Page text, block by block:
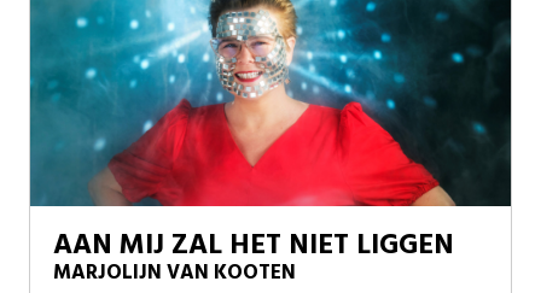
AAN MIJ ZAL HET NIET LIGGEN
MARJOLIJN VAN KOOTEN